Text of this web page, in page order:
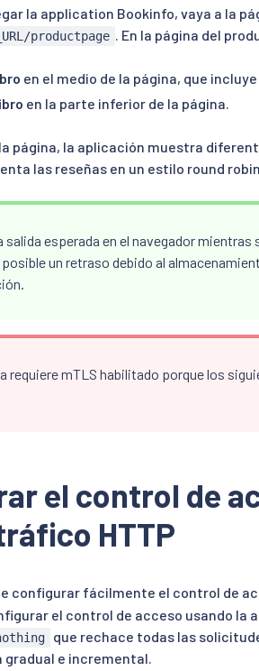
la application Bookinfo, vaya a la
productpage . En la página del
en el medio de la página, que
en la parte inferior de la página.
página, la aplicación muestra
las reseñas en un estilo round
salida esperada en el navegador
posible un retraso debido al
requiere mTLS habilitado porque los
el control de
HTTP
configurar fácilmente el control de
el control de acceso usando la
que rechace todas las
gradual e incremental.